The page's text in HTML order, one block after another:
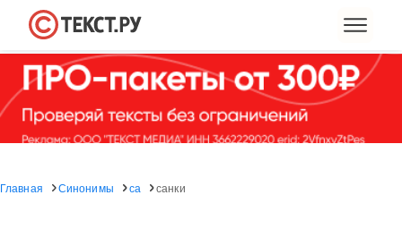
Главная Синонимы са санки